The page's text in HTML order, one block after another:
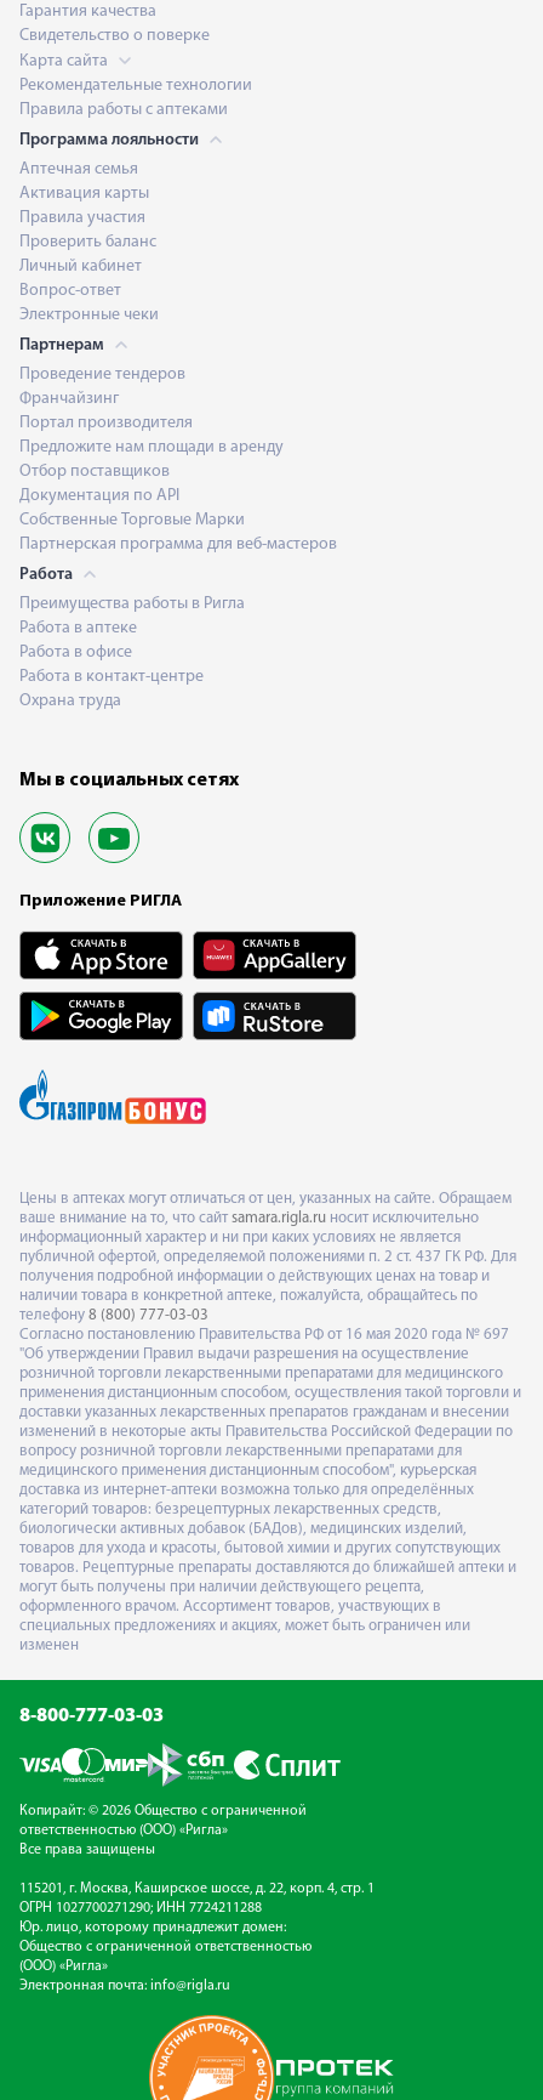
Гарантия качества
Свидетельство о поверке
Карта сайта
Рекомендательные технологии
Правила работы с аптеками
Программа лояльности
Аптечная семья
Активация карты
Правила участия
Проверить баланс
Личный кабинет
Вопрос-ответ
Электронные чеки
Партнерам
Проведение тендеров
Франчайзинг
Портал производителя
Предложите нам площади в аренду
Отбор поставщиков
Документация по API
Собственные Торговые Марки
Партнерская программа для веб-мастеров
Работа
Преимущества работы в Ригла
Работа в аптеке
Работа в офисе
Работа в контакт-центре
Охрана труда
Мы в социальных сетях
Приложение РИГЛА
Цены в аптеках могут отличаться от цен, указанных на сайте. Обращаем
ваше внимание на то, что сайт samara.rigla.ru носит исключительно
информационный характер и ни при каких условиях не является
публичной офертой, определяемой положениями п. 2 ст. 437 ГК РФ. Для
получения подробной информации о действующих ценах на товар и
наличии товара в конкретной аптеке, пожалуйста, обращайтесь по
телефону 8 (800) 777-03-03
Согласно постановлению Правительства РФ от 16 мая 2020 года № 697
"Об утверждении Правил выдачи разрешения на осуществление
розничной торговли лекарственными препаратами для медицинского
применения дистанционным способом, осуществления такой торговли и
доставки указанных лекарственных препаратов гражданам и внесении
изменений в некоторые акты Правительства Российской Федерации по
вопросу розничной торговли лекарственными препаратами для
медицинского применения дистанционным способом", курьерская
доставка из интернет-аптеки возможна только для определённых
категорий товаров: безрецептурных лекарственных средств,
биологически активных добавок (БАДов), медицинских изделий,
товаров для ухода и красоты, бытовой химии и других сопутствующих
товаров. Рецептурные препараты доставляются до ближайшей аптеки и
могут быть получены при наличии действующего рецепта,
оформленного врачом. Ассортимент товаров, участвующих в
специальных предложениях и акциях, может быть ограничен или
изменен
8-800-777-03-03
Копирайт: © 2026 Общество с ограниченной
ответственностью (ООО) «Ригла»
Все права защищены
115201, г. Москва, Каширское шоссе, д. 22, корп. 4, стр. 1
ОГРН 1027700271290; ИНН 7724211288
Юр. лицо, которому принадлежит домен:
Общество с ограниченной ответственностью
(ООО) «Ригла»
Электронная почта: info@rigla.ru